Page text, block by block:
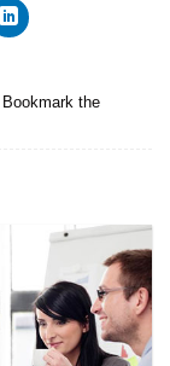
. Bookmark the